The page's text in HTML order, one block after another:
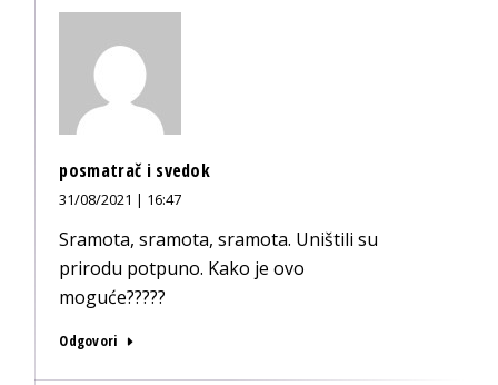
posmatrač i svedok
31/08/2021 | 16:47
Sramota, sramota, sramota. Uništili su
prirodu potpuno. Kako je ovo
moguće?????
Odgovori